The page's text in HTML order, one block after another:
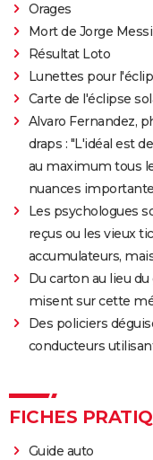
Le Comte de
est-il inspiré d'une
Clint Eastwood ?
Le Parrain
Il était une fois
Peter von Kant
Nomadland :
streaming, avis...
Sound of Metal
Slalom
Oh Canada : que
Jacob Elordi
Orages
Mort de Jorge Messi
Résultat Loto
Lunettes pour
Carte de l'éclipse
Alvaro Fernandez,
draps : "L'idéal est
au maximum tous
nuances
Les psychologues
reçus ou les vieux
accumulateurs,
Du carton au lieu
misent sur cette
Des policiers
conducteurs
FICHES
Guide auto